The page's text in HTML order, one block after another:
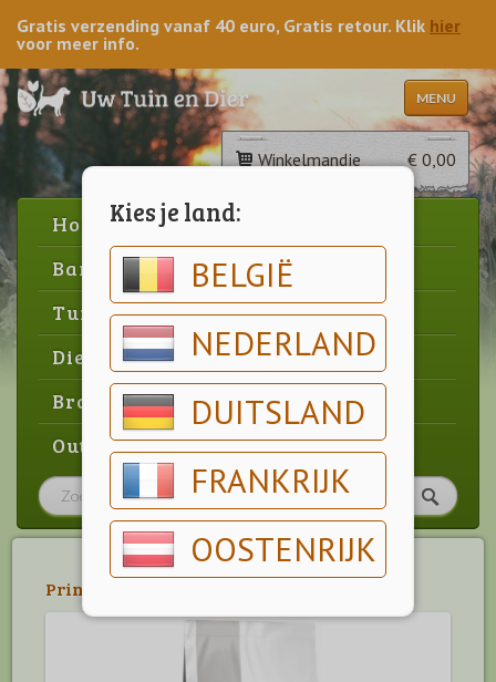
Kies je land:
BELGIË
NEDERLAND
DUITSLAND
FRANKRIJK
OOSTENRIJK
Gratis verzending vanaf 40 euro, Gratis retour. Klik hier
voor meer info.
MENU
Winkelmandje € 0,00
Home
Barbecue
Tuin
Dier
Brood & gebak
Outlet
Prins